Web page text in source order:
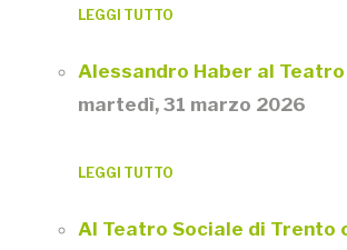
LEGGI TUTTO
Alessandro Haber al Teatro
martedì, 31 marzo 2026
LEGGI TUTTO
Al Teatro Sociale di Trento